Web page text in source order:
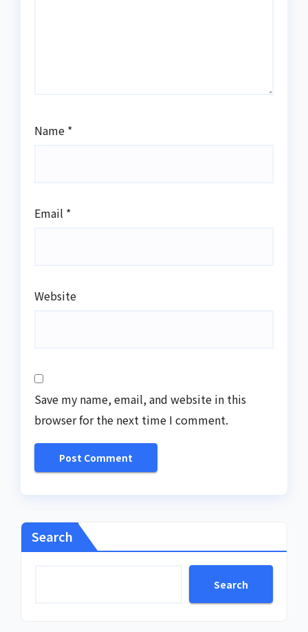
Name *
Email *
Website
Save my name, email, and website in this
browser for the next time I comment.
Search
Search